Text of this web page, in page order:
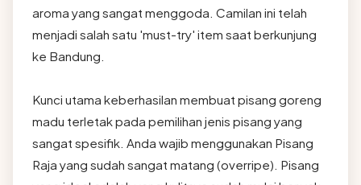
aroma yang sangat menggoda. Camilan ini telah
menjadi salah satu 'must-try' item saat berkunjung
ke Bandung.
Kunci utama keberhasilan membuat pisang goreng
madu terletak pada pemilihan jenis pisang yang
sangat spesifik. Anda wajib menggunakan Pisang
Raja yang sudah sangat matang (overripe). Pisang